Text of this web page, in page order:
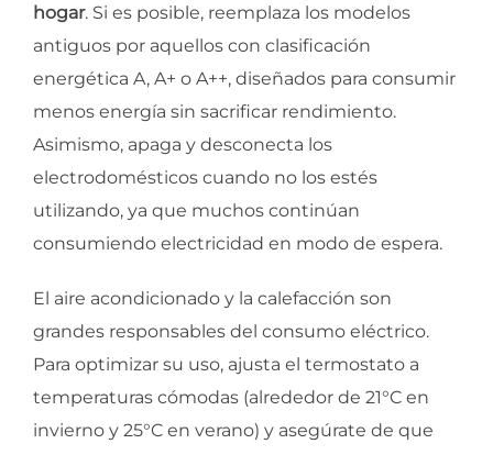
hogar. Si es posible, reemplaza los modelos
antiguos por aquellos con clasificación
energética A, A+ o A++, diseñados para consumir
menos energía sin sacrificar rendimiento.
Asimismo, apaga y desconecta los
electrodomésticos cuando no los estés
utilizando, ya que muchos continúan
consumiendo electricidad en modo de espera.
El aire acondicionado y la calefacción son
grandes responsables del consumo eléctrico.
Para optimizar su uso, ajusta el termostato a
temperaturas cómodas (alrededor de 21°C en
invierno y 25°C en verano) y asegúrate de que